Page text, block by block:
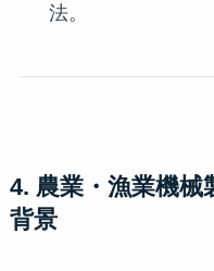
法。
4. 農業・漁業機
背景